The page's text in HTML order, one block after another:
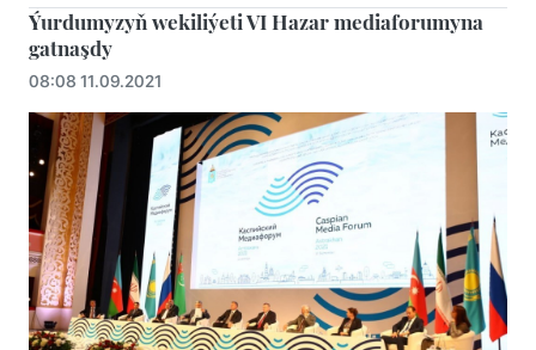
Ýurdumyzyň wekiliýeti VI Hazar mediaforumyna
gatnaşdy
08:08 11.09.2021